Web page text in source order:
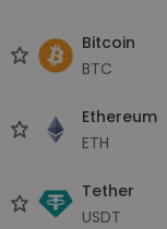
Bitcoin
BTC
Ethereum
ETH
Tether
USDT